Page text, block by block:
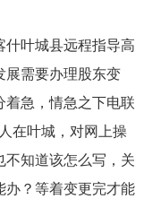
什叶城县远程指导高
展需要办理股东变
着急，情急之下电联
在叶城，对网上操
不知道该怎么写，关
办？等着变更完才能